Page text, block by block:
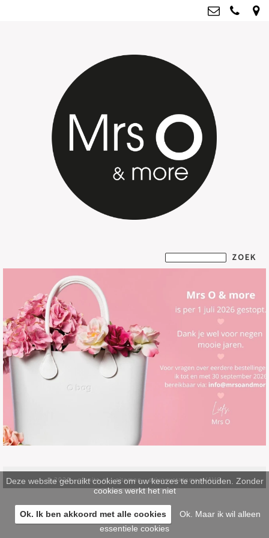
Kvk: Mrs O & more - 67796435
BTWnr: NL001835603B07
© 2026 -pinsite.nl-sitemap-privacystatement/AVG
Deze website gebruikt cookies om uw keuzes te onthouden. Zonder
cookies werkt het niet
Ok. Ik ben akkoord met alle cookies
Ok. Maar ik wil alleen
essentiele cookies